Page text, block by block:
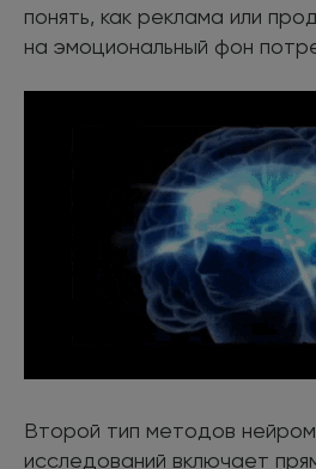
понять, как реклама или
на эмоциональный фон
Второй тип методов
исследований включает